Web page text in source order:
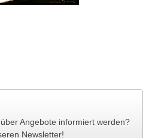
Angebote informiert werden?
Newsletter!